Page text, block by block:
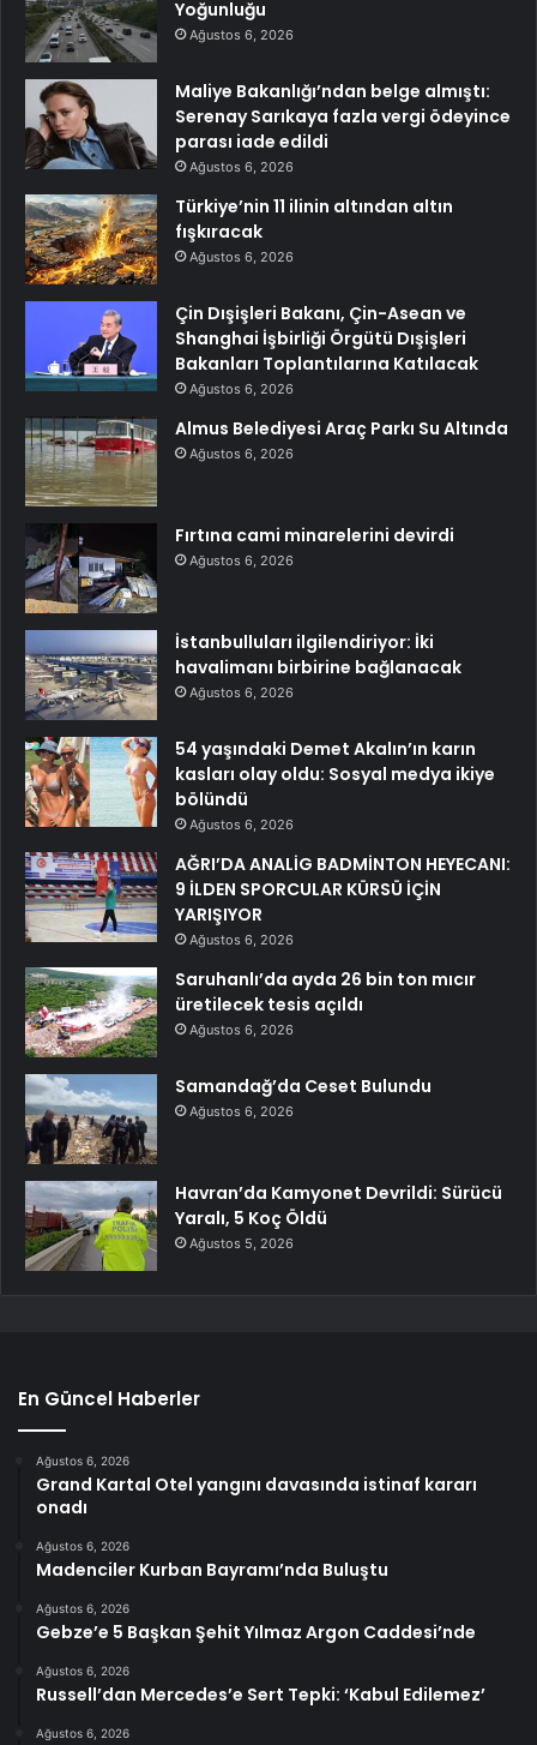
Yoğunluğu
Ağustos 6, 2026
Maliye Bakanlığı’ndan belge almıştı:
Serenay Sarıkaya fazla vergi ödeyince
parası iade edildi
Ağustos 6, 2026
Türkiye’nin 11 ilinin altından altın
fışkıracak
Ağustos 6, 2026
Çin Dışişleri Bakanı, Çin-Asean ve
Shanghai İşbirliği Örgütü Dışişleri
Bakanları Toplantılarına Katılacak
Ağustos 6, 2026
Almus Belediyesi Araç Parkı Su Altında
Ağustos 6, 2026
Fırtına cami minarelerini devirdi
Ağustos 6, 2026
İstanbulluları ilgilendiriyor: İki
havalimanı birbirine bağlanacak
Ağustos 6, 2026
54 yaşındaki Demet Akalın’ın karın
kasları olay oldu: Sosyal medya ikiye
bölündü
Ağustos 6, 2026
AĞRI’DA ANALİG BADMİNTON HEYECANI:
9 İLDEN SPORCULAR KÜRSÜ İÇİN
YARIŞIYOR
Ağustos 6, 2026
Saruhanlı’da ayda 26 bin ton mıcır
üretilecek tesis açıldı
Ağustos 6, 2026
Samandağ’da Ceset Bulundu
Ağustos 6, 2026
Havran’da Kamyonet Devrildi: Sürücü
Yaralı, 5 Koç Öldü
Ağustos 5, 2026
En Güncel Haberler
Ağustos 6, 2026
Grand Kartal Otel yangını davasında istinaf kararı
onadı
Ağustos 6, 2026
Madenciler Kurban Bayramı’nda Buluştu
Ağustos 6, 2026
Gebze’e 5 Başkan Şehit Yılmaz Argon Caddesi’nde
Ağustos 6, 2026
Russell’dan Mercedes’e Sert Tepki: ‘Kabul Edilemez’
Ağustos 6, 2026